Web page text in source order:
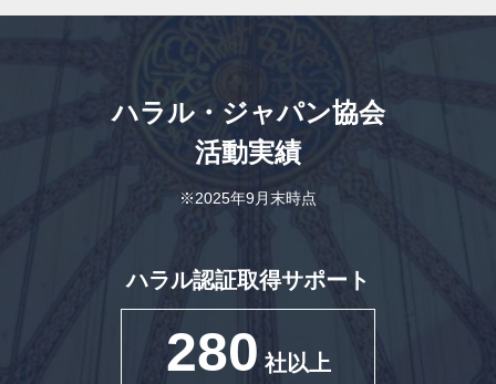
ハラル・ジャパン協会
活動実績
※2025年9月末時点
ハラル認証取得サポート
280 社以上